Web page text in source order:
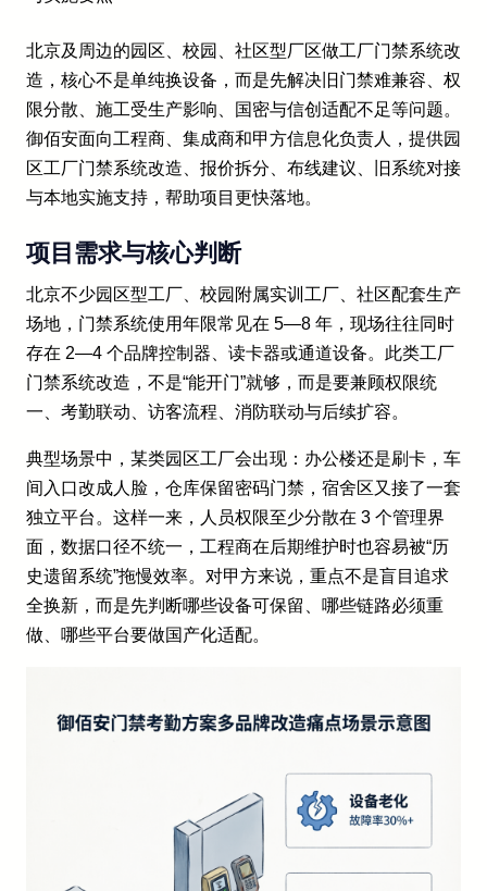
北京及周边的园区、校园、社区型厂区做工厂门禁系统改
造，核心不是单纯换设备，而是先解决旧门禁难兼容、权
限分散、施工受生产影响、国密与信创适配不足等问题。
御佰安面向工程商、集成商和甲方信息化负责人，提供园
区工厂门禁系统改造、报价拆分、布线建议、旧系统对接
与本地实施支持，帮助项目更快落地。
项目需求与核心判断
北京不少园区型工厂、校园附属实训工厂、社区配套生产
场地，门禁系统使用年限常见在 5—8 年，现场往往同时
存在 2—4 个品牌控制器、读卡器或通道设备。此类工厂
门禁系统改造，不是“能开门”就够，而是要兼顾权限统
一、考勤联动、访客流程、消防联动与后续扩容。
典型场景中，某类园区工厂会出现：办公楼还是刷卡，车
间入口改成人脸，仓库保留密码门禁，宿舍区又接了一套
独立平台。这样一来，人员权限至少分散在 3 个管理界
面，数据口径不统一，工程商在后期维护时也容易被“历
史遗留系统”拖慢效率。对甲方来说，重点不是盲目追求
全换新，而是先判断哪些设备可保留、哪些链路必须重
做、哪些平台要做国产化适配。